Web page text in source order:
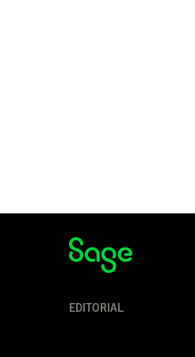
EDITORIAL